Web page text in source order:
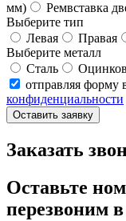
мм)
Ремвставка
Выберите тип
Левая
Правая
Выберите металл
Сталь
отправляя форму
конфиденциальности
Оставить заявку
Заказать
Оставьте
перезвоним